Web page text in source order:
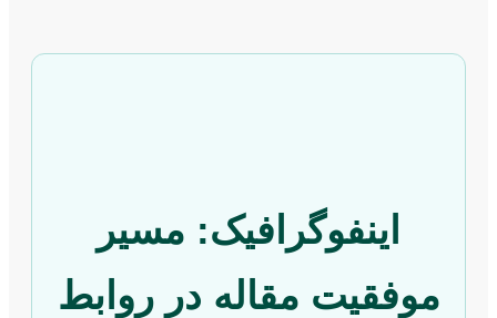
اینفوگرافیک: مسیر
موفقیت مقاله در روابط